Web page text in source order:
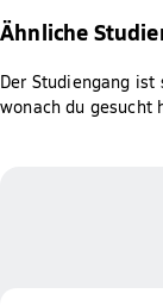
Ähnliche
Der Studiengang
wonach du gesucht